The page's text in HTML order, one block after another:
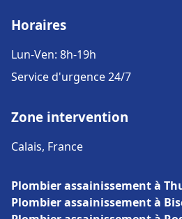
Horaires
Lun-Ven: 8h-19h
Service d'urgence 24/7
Zone intervention
Calais, France
Plombier assainissement à
Plombier assainissement à